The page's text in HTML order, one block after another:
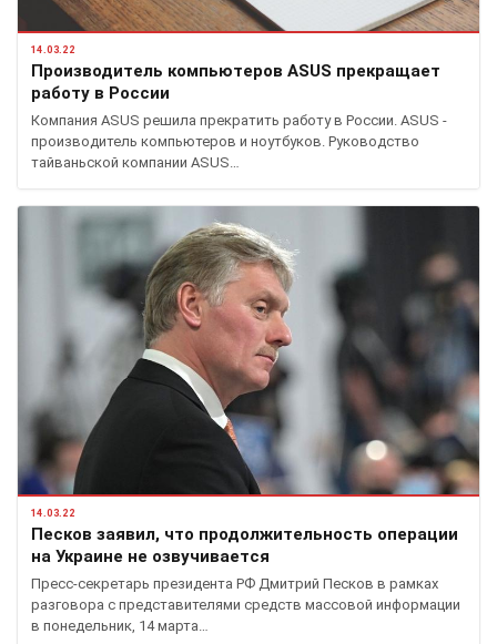
14.03.22
Производитель компьютеров ASUS прекращает
работу в России
Компания ASUS решила прекратить работу в России. ASUS -
производитель компьютеров и ноутбуков. Руководство
тайваньской компании ASUS…
14.03.22
Песков заявил, что продолжительность операции
на Украине не озвучивается
Пресс-секретарь президента РФ Дмитрий Песков в рамках
разговора с представителями средств массовой информации
в понедельник, 14 марта…